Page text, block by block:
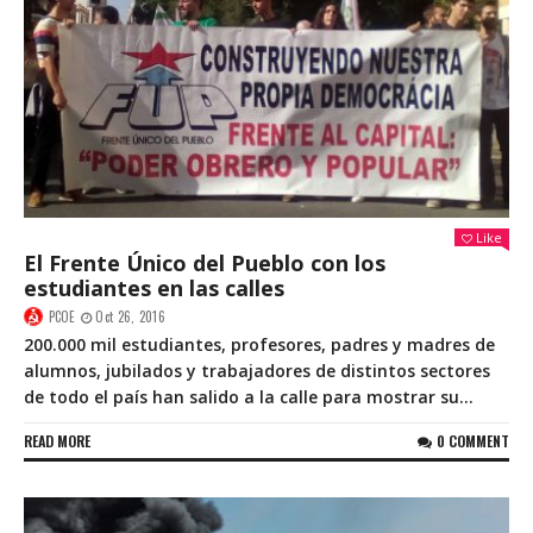
Like
El Frente Único del Pueblo con los
estudiantes en las calles
PCOE Oct 26, 2016
200.000 mil estudiantes, profesores, padres y madres de
alumnos, jubilados y trabajadores de distintos sectores
de todo el país han salido a la calle para mostrar su...
READ MORE 0 COMMENT